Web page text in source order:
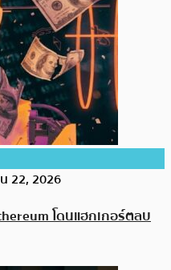
22, 2026
โดนแฮกเกอร์ตลบ